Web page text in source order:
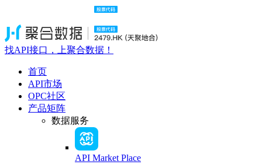
找API接口，上聚合数据！
首页
API市场
OPC社区
产品矩阵
数据服务
API Market Place